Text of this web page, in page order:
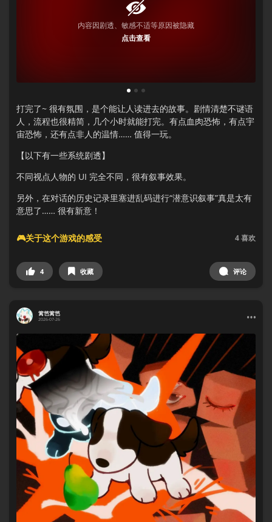
1 2 3
内容因剧透、敏感不适等原因被隐藏
点击查看
打完了~ 很有氛围，是个能让人读进去的故事。剧情清楚不谜语
人，流程也很精简，几个小时就能打完。有点血肉恐怖，有点宇
宙恐怖，还有点非人的温情…… 值得一玩。
【以下有一些系统剧透】
不同视点人物的 UI 完全不同，很有叙事效果。
另外，在对话的历史记录里塞进乱码进行“潜意识叙事”真是太有
意思了…… 很有新意！
🎮关于这个游戏的感受 4喜欢
4 收藏 评论
篱笆篱笆
2026-07-26